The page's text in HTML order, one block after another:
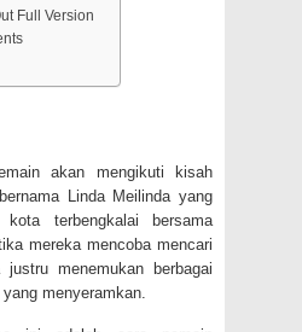
Full Version
akan mengikuti kisah
Linda Meilinda yang
terbengkalai bersama
mereka mencoba mencari
menemukan berbagai
menyeramkan.